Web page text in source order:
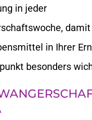
in jeder
in Ihrer
besonders